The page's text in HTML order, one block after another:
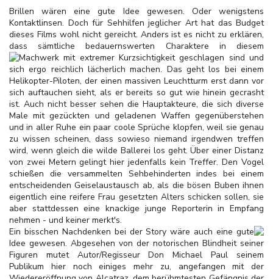
Brillen wären eine gute Idee gewesen. Oder wenigstens
Kontaktlinsen. Doch für Sehhilfen jeglicher Art hat das Budget
dieses Films wohl nicht gereicht. Anders ist es nicht zu erklären,
dass sämtliche bedauernswerten Charaktere in diesem
Machwerk mit extremer Kurzsichtigkeit geschlagen sind und
sich ergo reichlich lächerlich machen. Das geht los bei einem
Helikopter-Piloten, der einen massiven Leuchtturm erst dann vor
sich auftauchen sieht, als er bereits so gut wie hinein gecrasht
ist. Auch nicht besser sehen die Hauptakteure, die sich diverse
Male mit gezückten und geladenen Waffen gegenüberstehen
und in aller Ruhe ein paar coole Sprüche klopfen, weil sie genau
zu wissen scheinen, dass sowieso niemand irgendwen treffen
wird, wenn gleich die wilde Ballerei los geht. Über einer Distanz
von zwei Metern gelingt hier jedenfalls kein Treffer. Den Vogel
schießen die versammelten Sehbehinderten indes bei einem
entscheidenden Geiselaustausch ab, als die bösen Buben ihnen
eigentlich eine reifere Frau gesetzten Alters schicken sollen, sie
aber stattdessen eine knackige junge Reporterin in Empfang
nehmen - und keiner merkt's.
Ein bisschen Nachdenken bei der Story wäre auch eine gute
Idee gewesen. Abgesehen von der notorischen Blindheit seiner
Figuren mutet Autor/Regisseur Don Michael Paul seinem
Publikum hier noch einiges mehr zu, angefangen mit der